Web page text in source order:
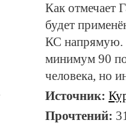
Как отмечает
будет
КС напрямую.
минимум 90
человека, но
Источник:
Прочтений: